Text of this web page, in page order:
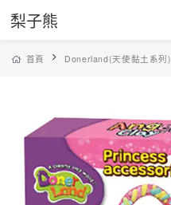
梨子熊
首頁 Donerland(天使黏土系列)